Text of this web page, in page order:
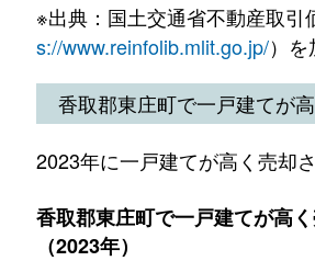
※出典：国土交通省不動産取引
s://www.reinfolib.mlit.go.jp/）を
香取郡東庄町で一戸建てが
2023年に一戸建てが高く売却
香取郡東庄町で一戸建てが高
（2023年）